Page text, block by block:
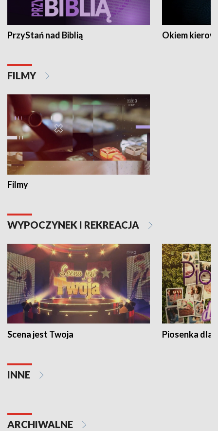
PrzyStań nad Biblią Okiem
FILMY
Filmy
WYPOCZYNEK I REKREACJA
Scena jest Twoja Piosenka dla
INNE
ARCHIWALNE